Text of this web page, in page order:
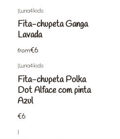
|Luna4kids
Fita-chupeta Ganga
Lavada
from€6
|Luna4kids
Fita-chupeta Polka
Dot Alface com pinta
Azul
€6
|